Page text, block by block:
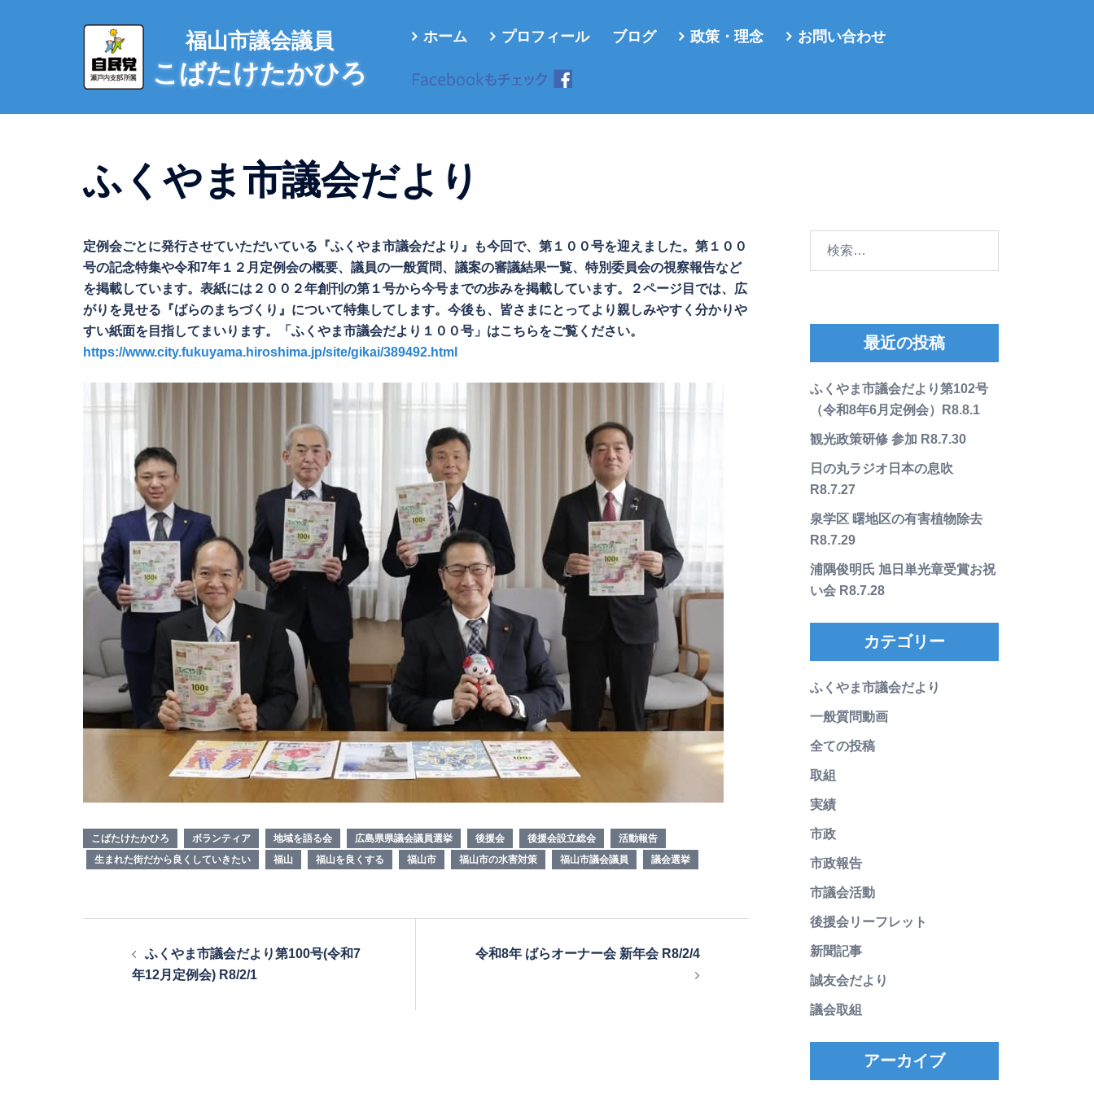
へ
福山市議会議員
こばたけたかひろ
ホーム プロフィール ブログ 政策・理念 お問い合わせ
ふくやま市議会だより
定例会ごとに発行させていただいている『ふくやま市議会だより』も今回で、第１００号を迎えました。第１００
号の記念特集や令和7年１２月定例会の概要、議員の一般質問、議案の審議結果一覧、特別委員会の視察報告など
を掲載しています。表紙には２００２年創刊の第１号から今号までの歩みを掲載しています。２ページ目では、広
がりを見せる『ばらのまちづくり』について特集してします。今後も、皆さまにとってより親しみやすく分かりや
すい紙面を目指してまいります。「ふくやま市議会だより１００号」はこちらをご覧ください。
https://www.city.fukuyama.hiroshima.jp/site/gikai/389492.html
こばたけたかひろ ボランティア 地域を語る会 広島県県議会議員選挙 後援会 後援会設立総会
活動報告
生まれた街だから良くしていきたい
福山 福山を良くする 福山市 福山市の水害対策 福山市議会議員 議会選挙
ふくやま市議会だより第100号(令和7
年12月定例会) R8/2/1
令和8年 ばらオーナー会 新年会 R8/2/4
最近の投稿
ふくやま市議会だより第102号
（令和8年6月定例会）R8.8.1
観光政策研修 参加 R8.7.30
日の丸ラジオ日本の息吹
R8.7.27
泉学区 曙地区の有害植物除去
R8.7.29
浦隅俊明氏 旭日単光章受賞お祝
い会 R8.7.28
カテゴリー
ふくやま市議会だより
一般質問動画
全ての投稿
取組
実績
市政
市政報告
市議会活動
後援会リーフレット
新聞記事
誠友会だより
議会取組
アーカイブ